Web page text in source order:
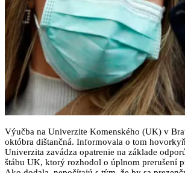
Výučba na Univerzite Komenského (UK) v
októbra dištančná. Informovala o tom
Univerzita zavádza opatrenie na základe
štábu UK, ktorý rozhodol o úplnom prerušení